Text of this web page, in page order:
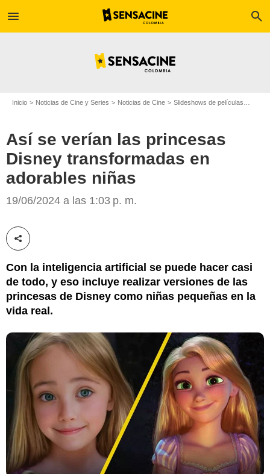
menu search
Inicio Noticias de Cine y Series Noticias de Cine Slideshows de películas
Así se verían las princesas
Disney transformadas en
adorables niñas
19/06/2024 a las 1:03 p. m.
Compartir esta noticia
Con la inteligencia artificial se puede hacer casi
de todo, y eso incluye realizar versiones de las
princesas de Disney como niñas pequeñas en la
vida real.